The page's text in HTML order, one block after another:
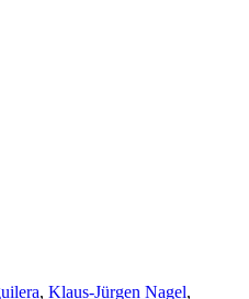
, Klaus-Jürgen Nagel,